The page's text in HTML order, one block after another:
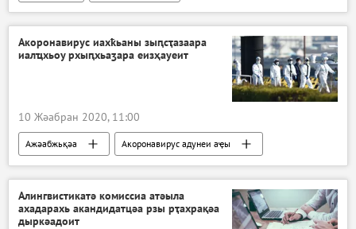
Акоронавирус иахҟьаны зыԥсҭазаара
иалҵхьоу рхыԥхьаӡара еизҳауеит
10 Жәабран 2020, 11:00
Ажәабжьқәа Акоронавирус адунеи аҿы
Алингвистикатә комиссиа атәыла
ахадарахь акандидатцәа рзы рҭахрақәа
дыркәадоит